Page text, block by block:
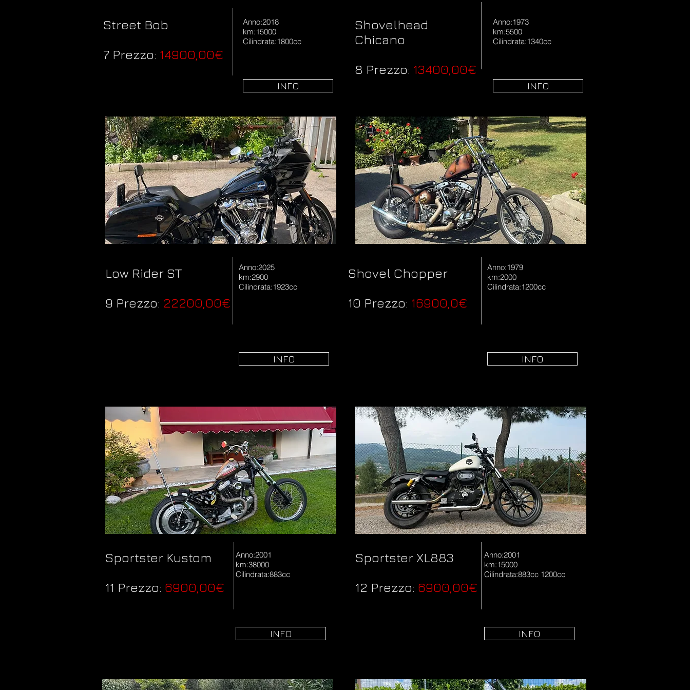
Street Bob
7 Prezzo: 14900,00€
Anno:2018
km:15000
Cilindrata:1800cc
INFO
Low Rider ST
9 Prezzo: 22200,00€
Anno:2025
km:2900
Cilindrata:1923cc
INFO
Sportster Kustom
11 Prezzo: 6900,00€
Anno:2001
km:38000
Cilindrata:883cc
INFO
Shovelhead
Chicano
8 Prezzo: 13400,00€
Anno:1973
km:5500
Cilindrata:1340cc
INFO
Shovel Chopper
10 Prezzo: 16900,0€
Anno:1979
km:2000
Cilindrata:1200cc
INFO
Sportster XL883
12 Prezzo: 6900,00€
Anno:2001
km:15000
Cilindrata:883cc 1200cc
INFO